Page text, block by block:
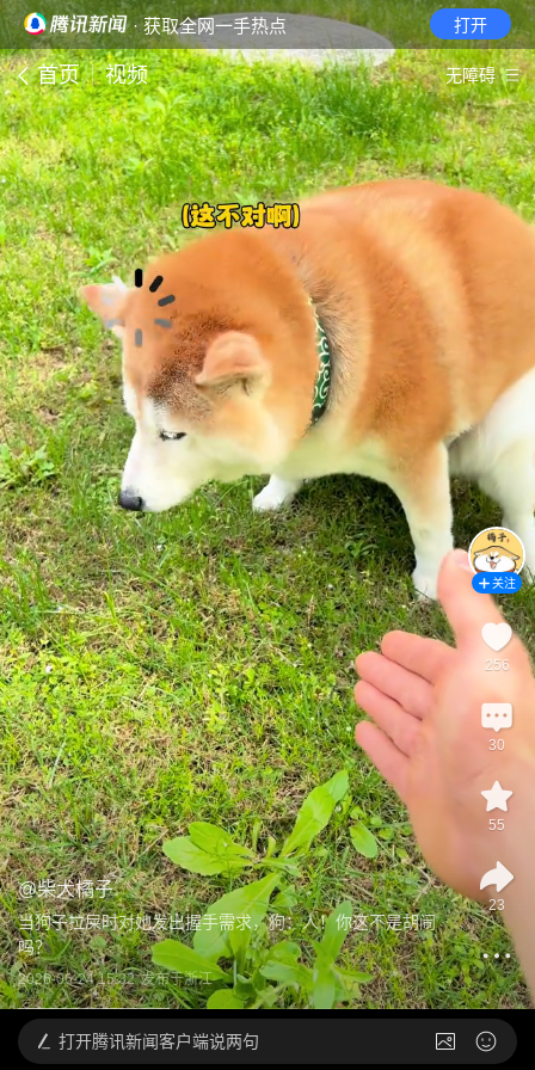
· 获取全网一手热点 打开
首页 视频 无障碍
@柴犬橘子
当狗子拉屎时对她发出握手需求，狗：人！你这不是胡闹
吗？
2026-06-24 15:32 发布于浙江
关注
256
30
55
23
打开腾讯新闻客户端说两句